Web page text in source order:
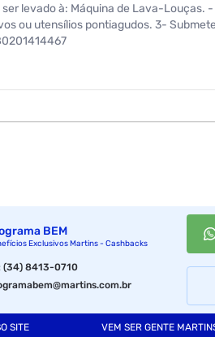
levado à: Máquina de Lava-Louças.
ou utensílios pontiagudos. 3-
BEM
Exclusivos Martins - Cashbacks
(34) 8413-0710
SITE VEM SER GENTE